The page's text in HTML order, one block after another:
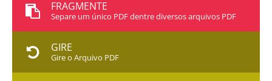
FRAGMENTE
Separe um único PDF dentre diversos arquivos PDF
GIRE
Gire o Arquivo PDF